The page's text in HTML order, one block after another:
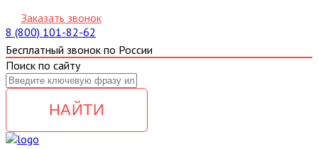
Заказать звонок
8 (800) 101-82-62
Бесплатный звонок по России
Поиск по сайту
НАЙТИ